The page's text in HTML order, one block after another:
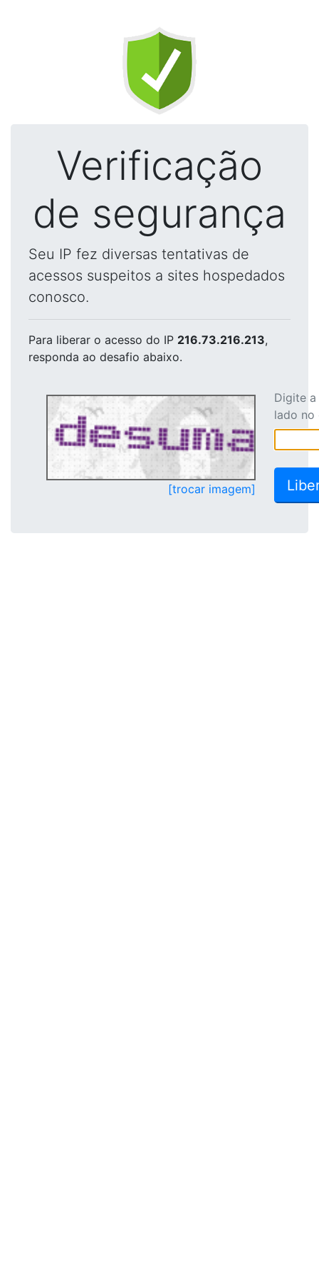
Verificação
de segurança
Seu IP fez diversas tentativas de
acessos suspeitos a sites hospedados
conosco.
Para liberar o acesso do IP 216.73.216.213,
responda ao desafio abaixo.
[trocar imagem]
Digite
lado no